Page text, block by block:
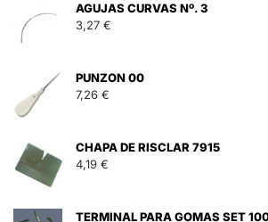
AGUJAS CURVAS Nº. 3
3,27 €
PUNZON 00
7,26 €
CHAPA DE RISCLAR 7915
4,19 €
TERMINAL PARA GOMAS SET